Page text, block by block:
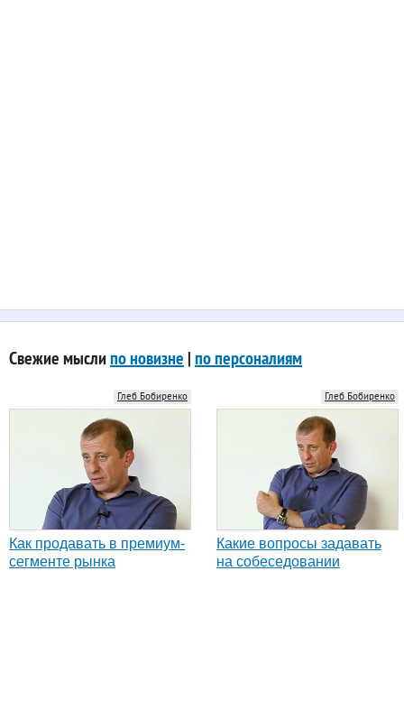
Свежие мыслипо новизне по персоналиям
Глеб Бобиренко
Как продавать в премиум-
сегменте рынка
Глеб Бобиренко
Какие вопросы задавать
на собеседовании